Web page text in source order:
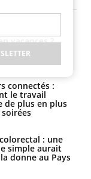
vacances ?
connectés :
le travail
de plus en plus
: une
simple aurait
donne au Pays